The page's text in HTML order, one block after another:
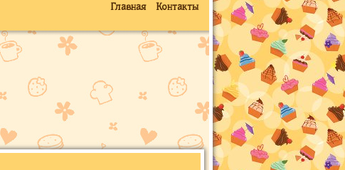
Главная Контакты